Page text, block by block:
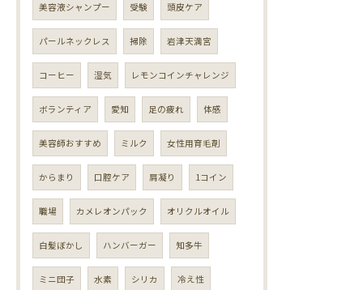
美容液シャンプー 受験 頭皮ケア
パールネックレス 掃除 岩津天満宮
コーヒー 湿気 レモンコインチャレンジ
ボランティア 愛知 足の疲れ 体感
美容師おすすめ ミルク 女性用育毛剤
からまり 口腔ケア 肩凝り 1コイン
職場 カメレオンパック オリクルオイル
白髪ぼかし ハンバーガー 知多牛
ミニ団子 水素 シリカ 冷え性